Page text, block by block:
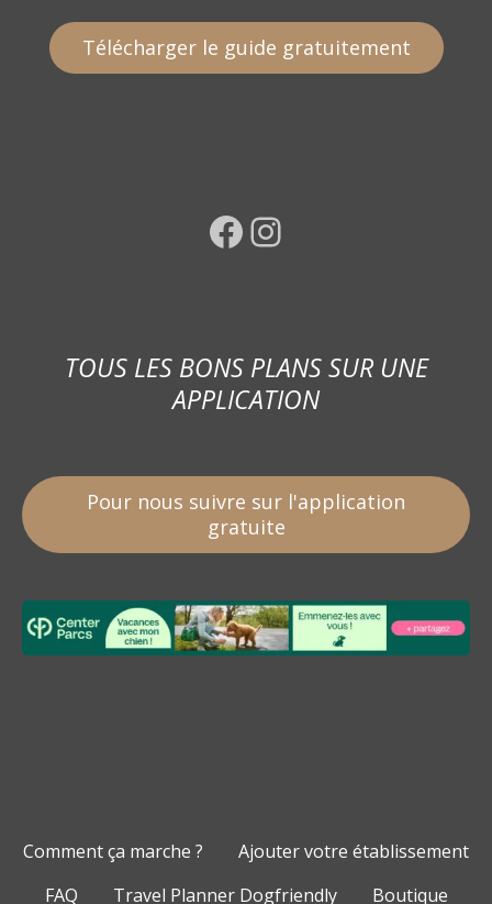
Télécharger le guide gratuitement
Facebook Instagram
TOUS LES BONS PLANS SUR UNE
APPLICATION
Pour nous suivre sur l'application
gratuite
Comment ça marche ?
Ajouter votre établissement
FAQ
Travel Planner Dogfriendly Boutique